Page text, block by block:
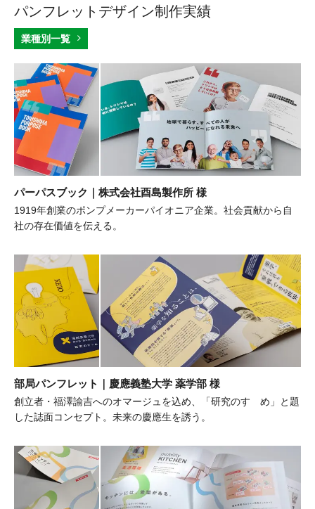
パンフレットデザイン制作実績
業種別一覧
パーパスブック｜株式会社酉島製作所 様
1919年創業のポンプメーカーパイオニア企業。社会貢献から自
社の存在価値を伝える。
部局パンフレット｜慶應義塾大学 薬学部 様
創立者・福澤諭吉へのオマージュを込め、「研究のすゝめ」と題
した誌面コンセプト。未来の慶應生を誘う。